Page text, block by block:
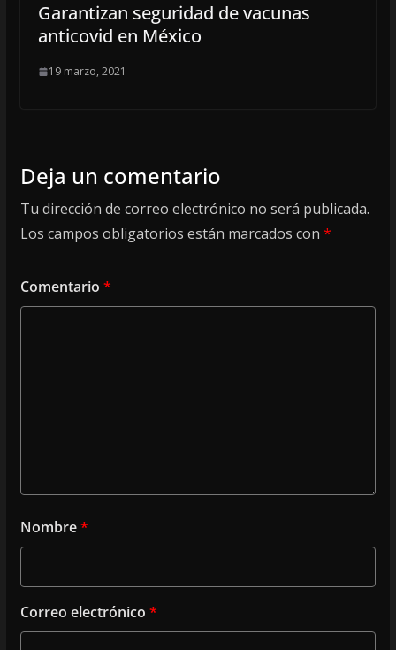
Garantizan seguridad de vacunas
anticovid en México
19 marzo, 2021
Deja un comentario
Tu dirección de correo electrónico no será publicada.
Los campos obligatorios están marcados con *
Comentario *
Nombre*
Correo electrónico *